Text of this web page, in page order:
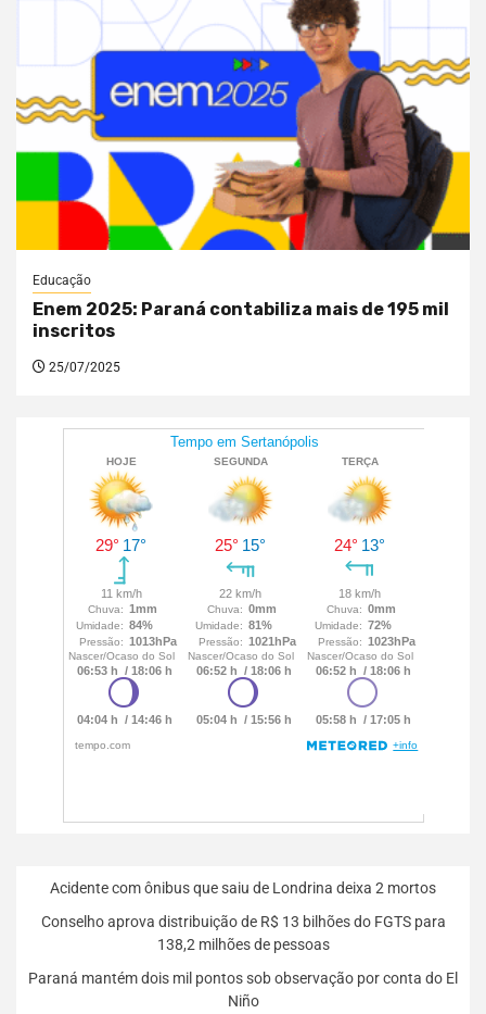
Educação
Enem 2025: Paraná contabiliza mais de 195 mil
inscritos
25/07/2025
Acidente com ônibus que saiu de Londrina deixa 2 mortos
Conselho aprova distribuição de R$ 13 bilhões do FGTS para
138,2 milhões de pessoas
Paraná mantém dois mil pontos sob observação por conta do El
Niño